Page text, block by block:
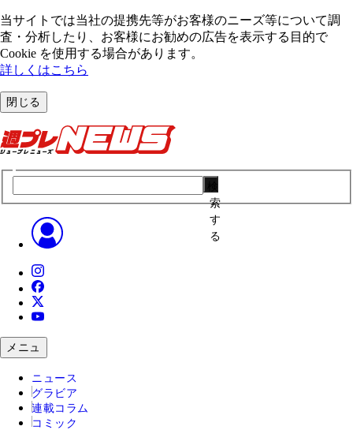
当サイトでは当社の提携先等がお客様のニーズ等について調
査・分析したり、お客様にお勧めの広告を表⽰する⽬的で
Cookie を使⽤する場合があります。
詳しくはこちら
閉じる
索
す
る
メニュ
ニュース
グラビア
連載コラム
コミック